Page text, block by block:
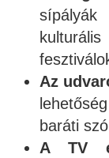
Az
baráti
A TV